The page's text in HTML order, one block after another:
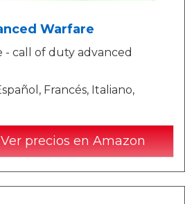
Warfare
- call of duty advanced
Francés, Italiano,
precios en Amazon